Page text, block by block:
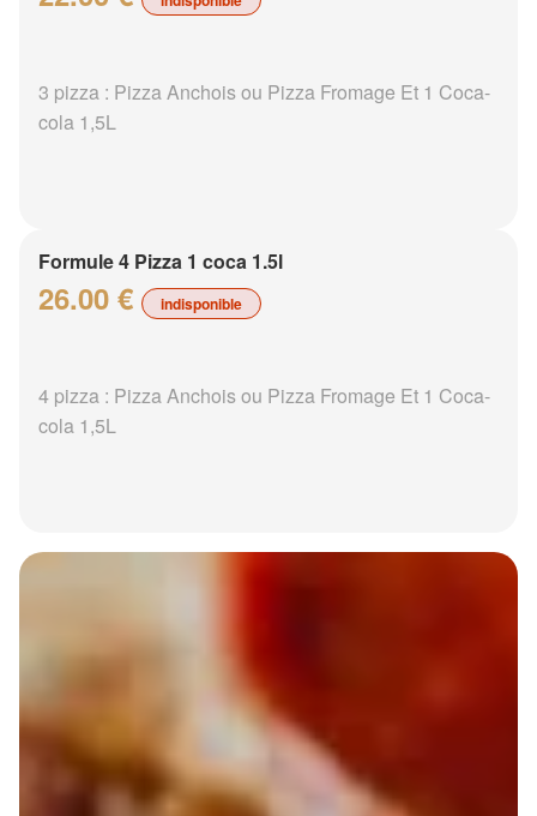
3 pizza : Pizza Anchois ou Pizza Fromage Et 1 Coca-
cola 1,5L
Formule 4 Pizza 1 coca 1.5l
26.00 € indisponible
4 pizza : Pizza Anchois ou Pizza Fromage Et 1 Coca-
cola 1,5L